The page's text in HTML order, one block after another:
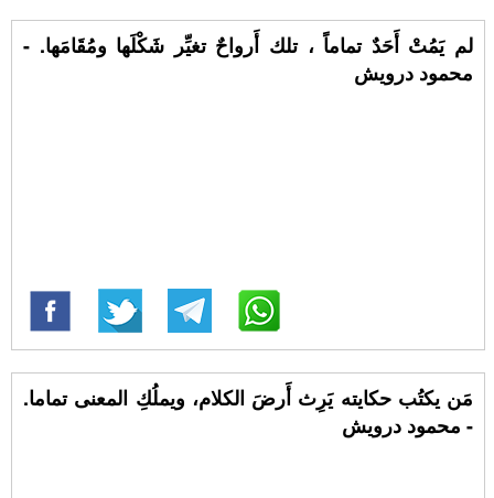
لم يَمُتْ أَحَدٌ تماماً ، تلك أَرواحٌ تغيِّر شَكْلَها ومُقَامَها. -
محمود درويش
مَن يكتُب حكايته يَرِث أَرضَ الكلام، ويملُكِ المعنى تماما.
- محمود درويش